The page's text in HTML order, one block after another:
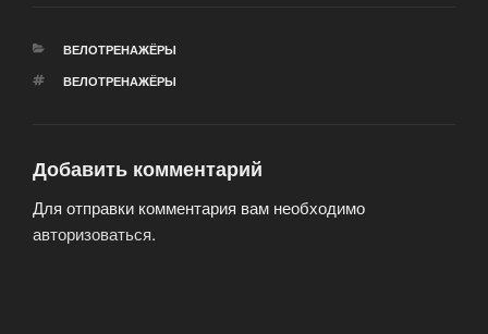
РУБРИКИ
ВЕЛОТРЕНАЖЁРЫ
МЕТКИ
ВЕЛОТРЕНАЖЁРЫ
Добавить комментарий
Для отправки комментария вам необходимо
авторизоваться.